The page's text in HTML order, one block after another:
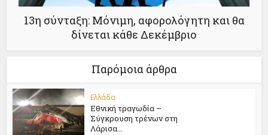
13η σύνταξη: Μόνιμη, αφορολόγητη και θα
δίνεται κάθε Δεκέμβριο
Παρόμοια άρθρα
Ελλάδα
Εθνική τραγωδία –
Σύγκρουση τρένων στη
Λάρισα...